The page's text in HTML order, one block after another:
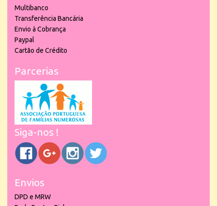
Multibanco
Transferência Bancária
Envio à Cobrança
Paypal
Cartão de Crédito
Parcerias
Siga-nos !
Envios
DPD e MRW